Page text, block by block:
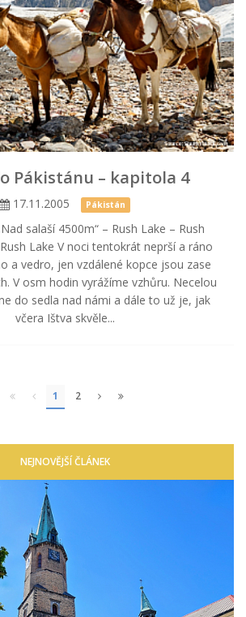
Pákistánu – kapitola 4
17.11.2005 Pákistán
salaší 4500m“ – Rush Lake – Rush
Lake V noci tentokrát neprší a ráno
a vedro, jen vzdálené kopce jsou zase
V osm hodin vyrážíme vzhůru. Necelou
do sedla nad námi a dále to už je, jak
včera Ištva skvěle...
1 2
NEJNOVĚJŠÍ ČLÁNEK